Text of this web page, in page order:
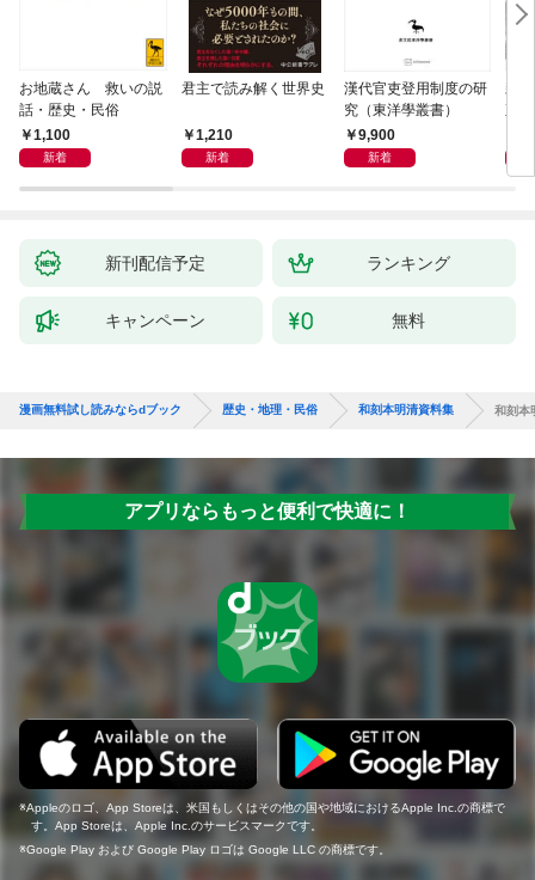
お地蔵さん 救いの説
話・歴史・民俗
1,100
新着
君主で読み解く世界史
1,210
新着
漢代官吏登用制度の研
究（東洋學叢書）
9,900
新着
親
直
新刊配信予定 ランキング
キャンペーン 無料
漫画無料試し読みならdブック 歴史・地理・民俗 和刻本明清資料集 和刻本
アプリならもっと便利で快適に！
Appleのロゴ、App Storeは、米国もしくはその他の国や地域におけるApple Inc.の商標で
す。App Storeは、Apple Inc.のサービスマークです。
Google Play および Google Play ロゴは Google LLC の商標です。